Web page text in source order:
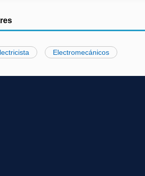
Electromecánicos